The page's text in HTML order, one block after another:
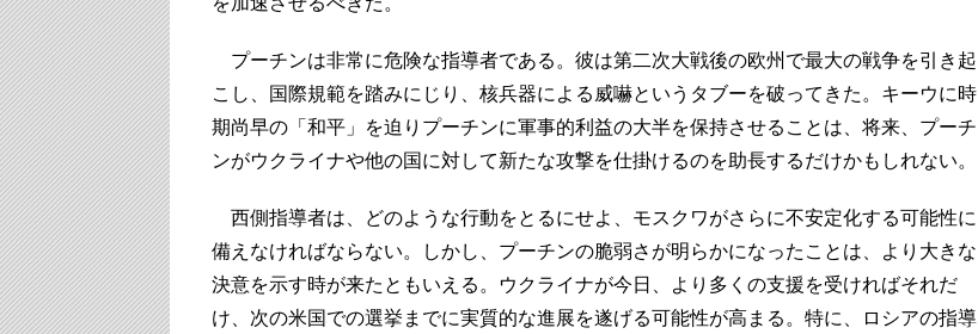
プーチンは非常に危険な指導者である。彼は第二次大戦後の欧州で最大の戦争を引き起
こし、国際規範を踏みにじり、核兵器による威嚇というタブーを破ってきた。キーウに時
期尚早の「和平」を迫りプーチンに軍事的利益の大半を保持させることは、将来、プーチ
ンがウクライナや他の国に対して新たな攻撃を仕掛けるのを助長するだけかもしれない。
西側指導者は、どのような行動をとるにせよ、モスクワがさらに不安定化する可能性に
備えなければならない。しかし、プーチンの脆弱さが明らかになったことは、より大きな
決意を示す時が来たともいえる。ウクライナが今日、より多くの支援を受ければそれだ
け、次の米国での選挙までに実質的な進展を遂げる可能性が高まる。特に、ロシアの指導